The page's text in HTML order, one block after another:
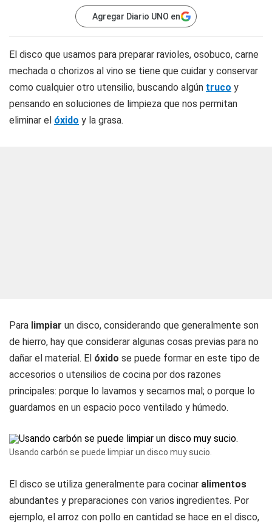
Agregar Diario UNO en
El disco que usamos para preparar ravioles, osobuco, carne
mechada o chorizos al vino se tiene que cuidar y conservar
como cualquier otro utensilio, buscando algún truco y
pensando en soluciones de limpieza que nos permitan
eliminar el óxido y la grasa.
Para limpiar un disco, considerando que generalmente son
de hierro, hay que considerar algunas cosas previas para no
dañar el material. El óxido se puede formar en este tipo de
accesorios o utensilios de cocina por dos razones
principales: porque lo lavamos y secamos mal; o porque lo
guardamos en un espacio poco ventilado y húmedo.
Usando carbón se puede limpiar un disco muy sucio.
El disco se utiliza generalmente para cocinar alimentos
abundantes y preparaciones con varios ingredientes. Por
ejemplo, el arroz con pollo en cantidad se hace en el disco,